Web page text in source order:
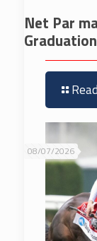
Net Par
08/07/2026